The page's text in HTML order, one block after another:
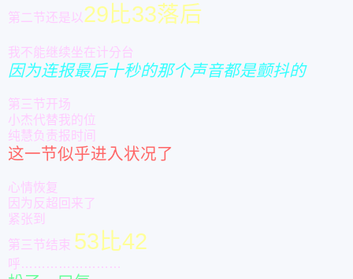
第二节还是以29比33落后
我不能继续坐在计分台
因为连报最后十秒的那个声音都是颤抖的
第三节开场
小杰代替我的位
纯慧负责报时间
这一节似乎进入状况了
心情恢复
因为反超回来了
紧张到
第三节结束 53比42
呼……………………